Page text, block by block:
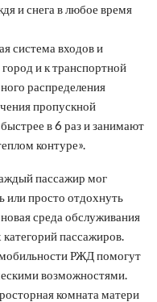
и снега в любое время
система входов и
и к транспортной
распределения
пропускной
в 6 раз и занимают
контуре».
пассажир мог
или просто отдохнуть
среда обслуживания
пассажиров.
РЖД помогут
возможностями.
комната матери